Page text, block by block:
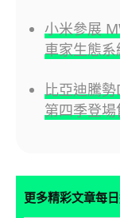
小米參展
車家生態系
比亞迪騰
第四季登
更多精彩文章每